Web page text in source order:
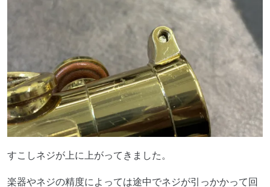
すこしネジが上に上がってきました。
楽器やネジの精度によっては途中でネジが引っかかって回